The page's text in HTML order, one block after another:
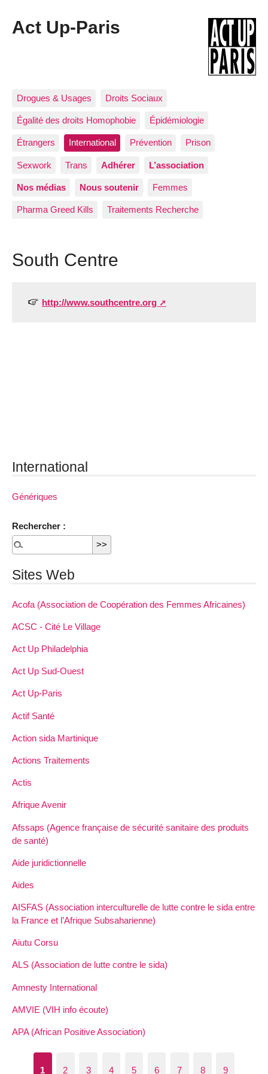
Act Up-Paris
Drogues & Usages Droits Sociaux
Égalité des droits Homophobie Épidémiologie
Étrangers International Prévention Prison
Sexwork Trans Adhérer L’association
Nos médias Nous soutenir Femmes
Pharma Greed Kills Traitements Recherche
South Centre
http://www.southcentre.org
International
Génériques
Rechercher :
Sites Web
Acofa (Association de Coopération des Femmes Africaines)
ACSC - Cité Le Village
Act Up Philadelphia
Act Up Sud-Ouest
Act Up-Paris
Actif Santé
Action sida Martinique
Actions Traitements
Actis
Afrique Avenir
Afssaps (Agence française de sécurité sanitaire des produits
de santé)
Aide juridictionnelle
Aides
AISFAS (Association interculturelle de lutte contre le sida entre
la France et l’Afrique Subsaharienne)
Aiutu Corsu
ALS (Association de lutte contre le sida)
Amnesty International
AMVIE (VIH info écoute)
APA (African Positive Association)
1 2 3 4 5 6 7 8 9